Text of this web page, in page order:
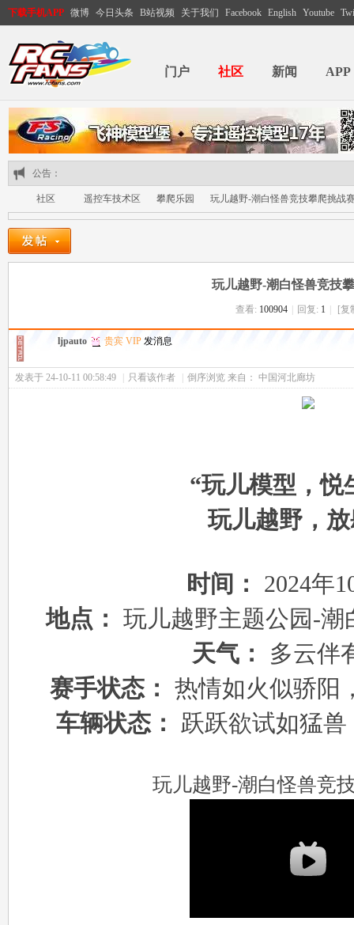
下载手机APP 微博 今日头条 B站视频 关于我们 Facebook English Youtube
门户 社区 新闻 APP
公告：
社区 遥控车技术区 攀爬乐园 玩儿越野-潮白怪兽竞技攀爬挑战
玩儿越野-潮白怪兽竞技
查看: 100904 回复: 1 [复
ljpauto 贵宾 VIP 发消息
发表于 24-10-11 00:58:49 只看该作者 倒序浏览 来自： 中国河北廊坊
“玩儿模型，
玩儿越野，
时间：
2024年
地点：
玩儿越野主题公园-
天气：
多云伴
赛手状态：
热情如火似骄
车辆状态：
跃跃欲试如猛
玩儿越野-潮白怪兽竞